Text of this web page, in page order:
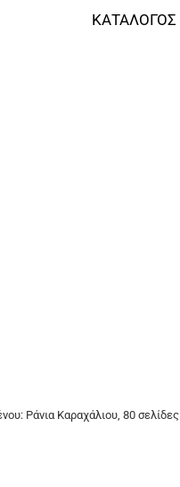
ΚΑΤΑΛΟΓΟΣ
Ράνια Καραχάλιου, 80 σελίδες